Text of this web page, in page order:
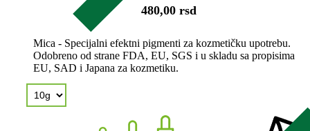
480,00 rsd
Mica - Specijalni efektni pigmenti za kozmetičku upotrebu.
Odobreno od strane FDA, EU, SGS i u skladu sa propisima
EU, SAD i Japana za kozmetiku.